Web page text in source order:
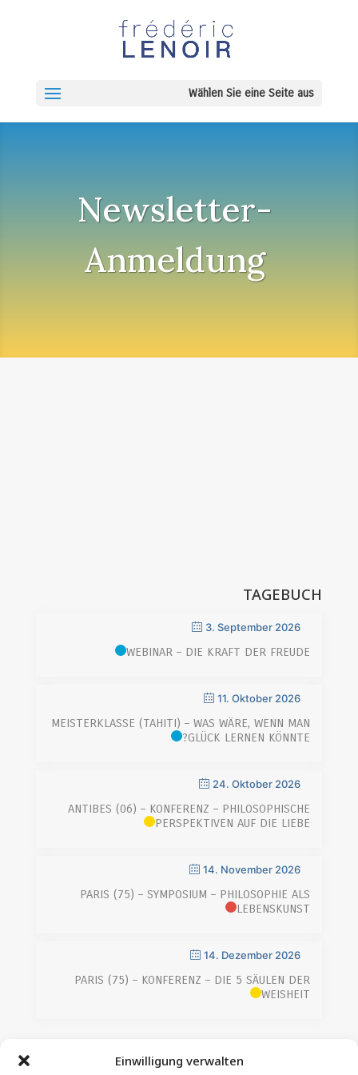
Einwilligung verwalten
Wählen Sie eine Seite aus
Newsletter-
Anmeldung
TAGEBUCH
3. September 2026
WEBINAR – DIE KRAFT DER FREUDE
11. Oktober 2026
MEISTERKLASSE (TAHITI) – WAS WÄRE, WENN MAN
GLÜCK LERNEN KÖNNTE?
24. Oktober 2026
ANTIBES (06) – KONFERENZ – PHILOSOPHISCHE
PERSPEKTIVEN AUF DIE LIEBE
14. November 2026
PARIS (75) – SYMPOSIUM – PHILOSOPHIE ALS
LEBENSKUNST
14. Dezember 2026
PARIS (75) – KONFERENZ – DIE 5 SÄULEN DER
WEISHEIT